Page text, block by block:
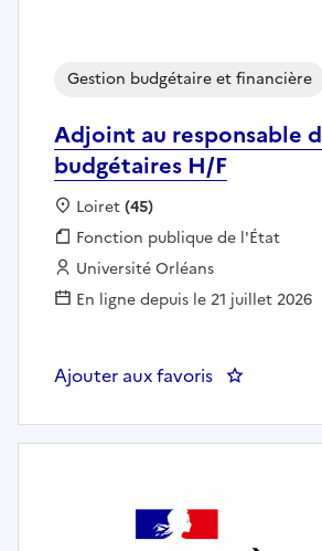
Adjoint au responsable
budgétaires H/F
Gestion budgétaire et financière
Localisation :
Loiret(45)
Fonction publique :
Fonction publique de l'État
Employeur :
Université Orléans
En ligne depuis le 21 juillet 2026
Ajouter aux favoris : Adjoint